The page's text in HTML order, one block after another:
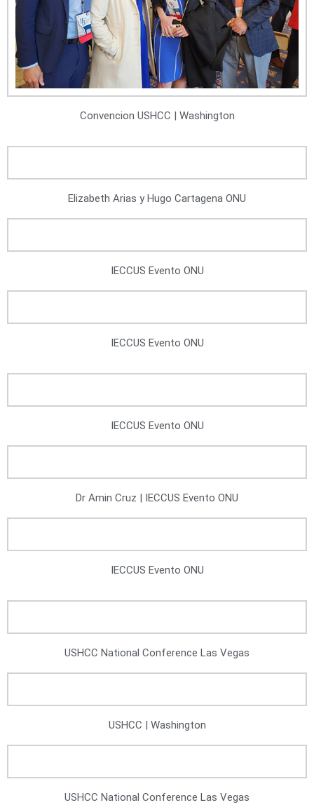
Convencion USHCC | Washington
Elizabeth Arias y Hugo Cartagena ONU
IECCUS Evento ONU
IECCUS Evento ONU
IECCUS Evento ONU
Dr Amin Cruz | IECCUS Evento ONU
IECCUS Evento ONU
USHCC National Conference Las Vegas
USHCC | Washington
USHCC National Conference Las Vegas